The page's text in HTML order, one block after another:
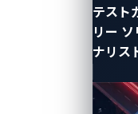
テスト
リー ソ
ナリス
ここでは、UWBの
UWB
を測定できま